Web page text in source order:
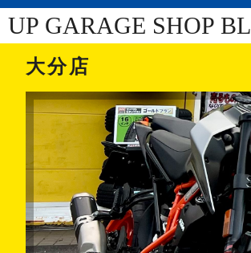
UP GARAGE SHOP
大分店